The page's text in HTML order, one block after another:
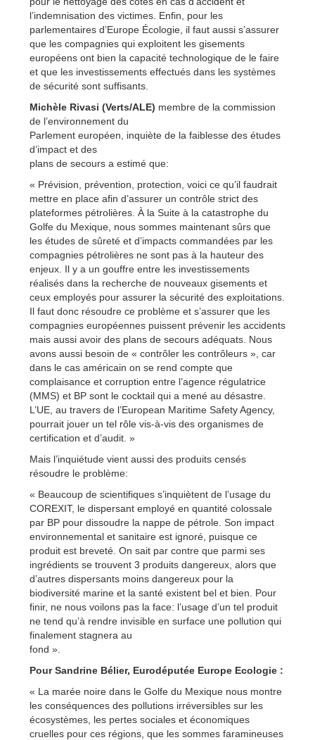
l’indemnisation des victimes. Enfin, pour les
parlementaires d’Europe Écologie, il faut aussi s’assurer
que les compagnies qui exploitent les gisements
européens ont bien la capacité technologique de le faire
et que les investissements effectués dans les systèmes
de sécurité sont suffisants.
Michèle Rivasi (Verts/ALE) membre de la commission
de l’environnement du
Parlement européen, inquiète de la faiblesse des études
d’impact et des
plans de secours a estimé que:
« Prévision, prévention, protection, voici ce qu’il faudrait
mettre en place afin d’assurer un contrôle strict des
plateformes pétrolières. À la Suite à la catastrophe du
Golfe du Mexique, nous sommes maintenant sûrs que
les études de sûreté et d’impacts commandées par les
compagnies pétrolières ne sont pas à la hauteur des
enjeux. Il y a un gouffre entre les investissements
réalisés dans la recherche de nouveaux gisements et
ceux employés pour assurer la sécurité des exploitations.
Il faut donc résoudre ce problème et s’assurer que les
compagnies européennes puissent prévenir les accidents
mais aussi avoir des plans de secours adéquats. Nous
avons aussi besoin de « contrôler les contrôleurs », car
dans le cas américain on se rend compte que
complaisance et corruption entre l’agence régulatrice
(MMS) et BP sont le cocktail qui a mené au désastre.
L’UE, au travers de l’European Maritime Safety Agency,
pourrait jouer un tel rôle vis-à-vis des organismes de
certification et d’audit. »
Mais l’inquiétude vient aussi des produits censés
résoudre le problème:
« Beaucoup de scientifiques s’inquiètent de l’usage du
COREXIT, le dispersant employé en quantité colossale
par BP pour dissoudre la nappe de pétrole. Son impact
environnemental et sanitaire est ignoré, puisque ce
produit est breveté. On sait par contre que parmi ses
ingrédients se trouvent 3 produits dangereux, alors que
d’autres dispersants moins dangereux pour la
biodiversité marine et la santé existent bel et bien. Pour
finir, ne nous voilons pas la face: l’usage d’un tel produit
ne tend qu’à rendre invisible en surface une pollution qui
finalement stagnera au
fond ».
Pour Sandrine Bélier, Eurodéputée Europe Ecologie :
« La marée noire dans le Golfe du Mexique nous montre
les conséquences des pollutions irréversibles sur les
écosystèmes, les pertes sociales et économiques
cruelles pour ces régions, que les sommes faramineuses